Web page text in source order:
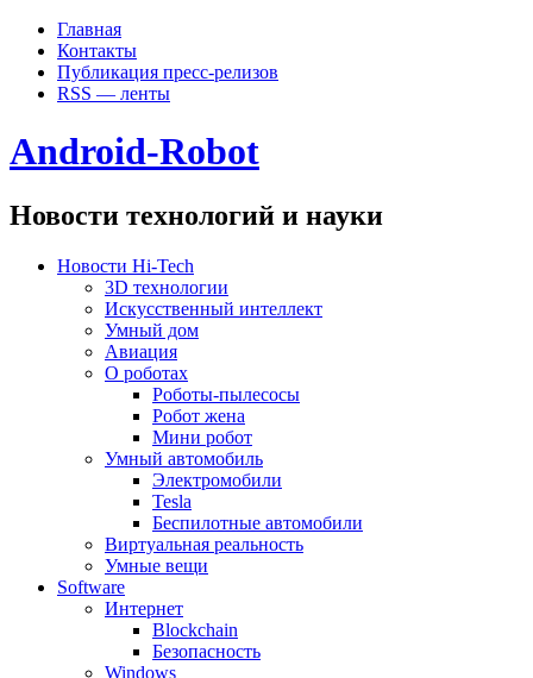
Главная
Контакты
Публикация пресс-релизов
RSS — ленты
Android-Robot
Новости технологий и науки
Новости Hi-Tech
3D технологии
Искусственный интеллект
Умный дом
Авиация
О роботах
Роботы-пылесосы
Робот жена
Мини робот
Умный автомобиль
Электромобили
Tesla
Беспилотные автомобили
Виртуальная реальность
Умные вещи
Software
Интернет
Blockchain
Безопасность
Windows